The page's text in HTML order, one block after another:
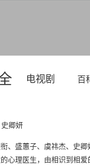
百
电视剧
史卿妍
、盛蕙子、虞祎杰、史
心理医生，由相识到相爱